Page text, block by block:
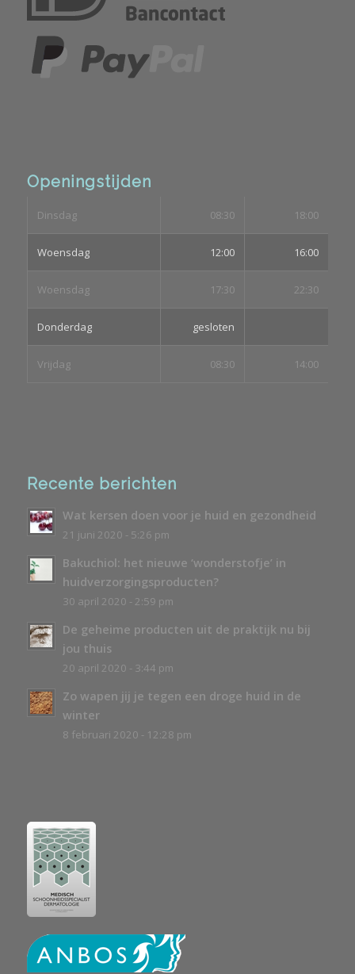
Openingstijden
Dinsdag 08:30 18:00
Woensdag 12:00 16:00
Woensdag 17:30 22:30
Donderdag gesloten
Vrijdag 08:30 14:00
Recente berichten
Wat kersen doen voor je huid en gezondheid
21 juni 2020 - 5:26 pm
Bakuchiol: het nieuwe ‘wonderstofje’ in
huidverzorgingsproducten?
30 april 2020 - 2:59 pm
De geheime producten uit de praktijk nu bij
jou thuis
20 april 2020 - 3:44 pm
Zo wapen jij je tegen een droge huid in de
winter
8 februari 2020 - 12:28 pm